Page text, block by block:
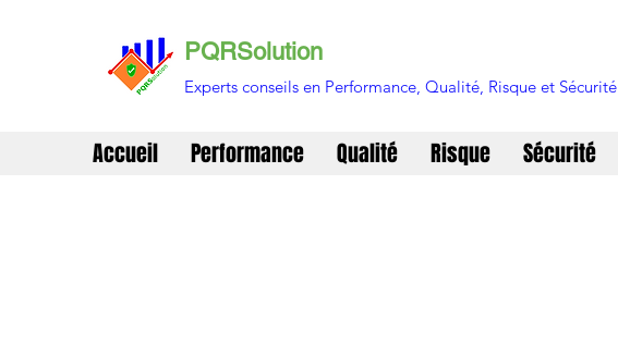
PQRSolution
Experts conseils en Performance, Qualité, Risque et Sécurité
Accueil Performance Qualité Risque Sécurité